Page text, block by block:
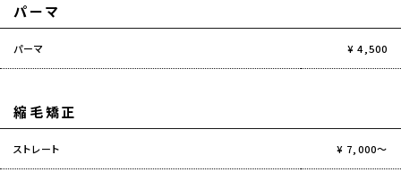
パーマ
パーマ ¥ 4,500
縮毛矯正
ストレート ¥ 7,000～